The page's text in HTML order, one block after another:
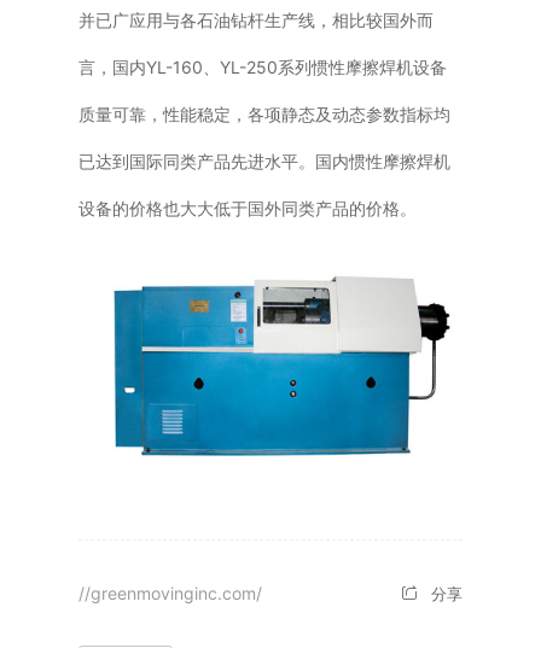
并已广应用与各石油钻杆生产线，相比较国外而
言，国内YL-160、YL-250系列惯性摩擦焊机设备
质量可靠，性能稳定，各项静态及动态参数指标均
已达到国际同类产品先进水平。国内惯性摩擦焊机
设备的价格也大大低于国外同类产品的价格。
//greenmovinginc.com/ 分享